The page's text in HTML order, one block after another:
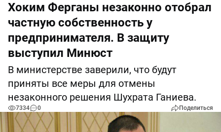
Хоким Ферганы незаконно отобрал
частную собственность у
предпринимателя. В защиту
выступил Минюст
В министерстве заверили, что будут
приняты все меры для отмены
незаконного решения Шухрата Ганиева.
7334 0 Поделиться